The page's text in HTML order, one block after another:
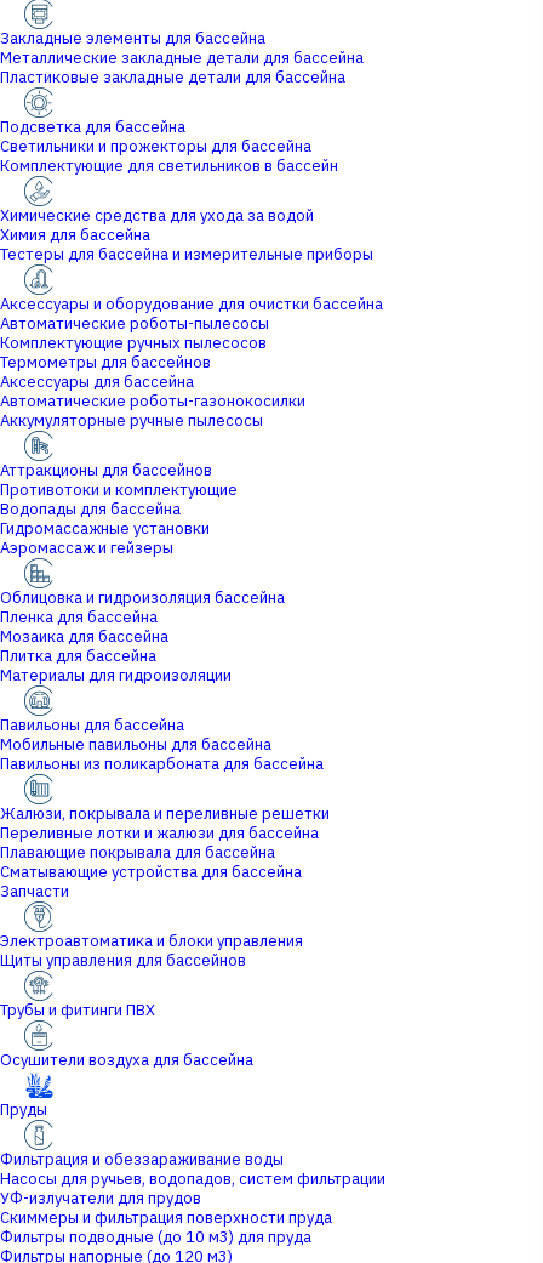
Закладные элементы для бассейна
Металлические закладные детали для бассейна
Пластиковые закладные детали для бассейна
Подсветка для бассейна
Светильники и прожекторы для бассейна
Комплектующие для светильников в бассейн
Химические средства для ухода за водой
Химия для бассейна
Тестеры для бассейна и измерительные приборы
Аксессуары и оборудование для очистки бассейна
Автоматические роботы-пылесосы
Комплектующие ручных пылесосов
Термометры для бассейнов
Аксессуары для бассейна
Автоматические роботы-газонокосилки
Аккумуляторные ручные пылесосы
Аттракционы для бассейнов
Противотоки и комплектующие
Водопады для бассейна
Гидромассажные установки
Аэромассаж и гейзеры
Облицовка и гидроизоляция бассейна
Пленка для бассейна
Мозаика для бассейна
Плитка для бассейна
Материалы для гидроизоляции
Павильоны для бассейна
Мобильные павильоны для бассейна
Павильоны из поликарбоната для бассейна
Жалюзи, покрывала и переливные решетки
Переливные лотки и жалюзи для бассейна
Плавающие покрывала для бассейна
Сматывающие устройства для бассейна
Запчасти
Электроавтоматика и блоки управления
Щиты управления для бассейнов
Трубы и фитинги ПВХ
Осушители воздуха для бассейна
Пруды
Фильтрация и обеззараживание воды
Насосы для ручьев, водопадов, систем фильтрации
УФ-излучатели для прудов
Скиммеры и фильтрация поверхности пруда
Фильтры подводные (до 10 м3) для пруда
Фильтры напорные (до 120 м3)